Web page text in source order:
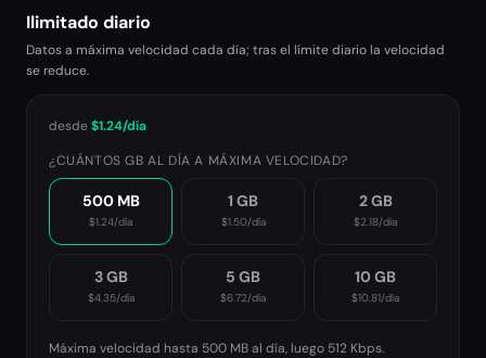
Ilimitado diario
Datos a máxima velocidad cada día; tras el límite diario la velocidad
se reduce.
desde$1.24/día
¿CUÁNTOS GB AL DÍA A MÁXIMA VELOCIDAD?
500 MB
$1.24/día
1 GB
$1.50/día
2 GB
$2.18/día
3 GB
$4.35/día
5 GB
$6.72/día
10 GB
$10.81/día
Máxima velocidad hasta 500 MB al día, luego 512 Kbps.